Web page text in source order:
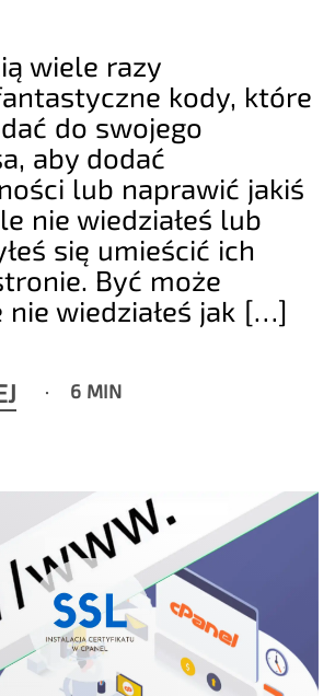
wiele razy
kody, które
do swojego
aby dodać
lub naprawić jakiś
nie wiedziałeś lub
się umieścić ich
Być może
nie wiedziałeś jak […]
6 MIN